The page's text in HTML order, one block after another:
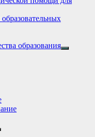
образования
Show